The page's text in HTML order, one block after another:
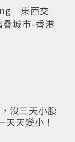
｜東西交
疊城市-香港
沒三天小腹
天天變小！